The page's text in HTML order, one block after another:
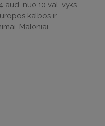
aud. nuo 10 val. vyks
kalbos ir
Maloniai